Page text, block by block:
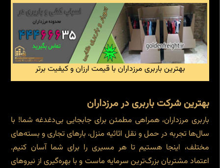
بهترین باربری مرزداران با قیمت ارزان و کیفیت برتر
بهترین شرکت باربری در مرزداران
باربری مرزداران، همراهی مطمئن برای جابجایی بی‌دغدغه شما! با
سال‌ها تجربه در حمل و نقل اثاثیه منزل، بارهای تجاری و بسته‌های
مختلف، اینجا هستیم تا هر مسیری را برای شما آسان کنیم.
اعتماد مشتریان بزرگ‌ترین سرمایه ماست و با بهره‌گیری از نیروهای